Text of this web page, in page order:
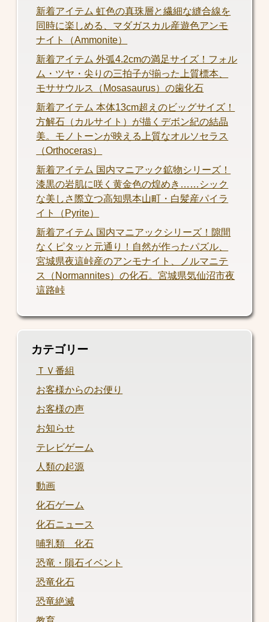
新着アイテム 虹色の真珠層と繊細な縫合線を
同時に楽しめる、マダガスカル産遊色アンモ
ナイト（Ammonite）
新着アイテム 外弧4.2cmの満足サイズ！フォル
ム・ツヤ・尖りの三拍子が揃った上質標本、
モササウルス（Mosasaurus）の歯化石
新着アイテム 本体13cm超えのビッグサイズ！
方解石（カルサイト）が描くデボン紀の結晶
美。モノトーンが映える上質なオルソセラス
（Orthoceras）
新着アイテム 国内マニアック鉱物シリーズ！
漆黒の岩肌に咲く黄金色の煌めき……シック
な美しさ際立つ高知県本山町・白髪産パイラ
イト（Pyrite）
新着アイテム 国内マニアックシリーズ！隙間
なくピタッと元通り！自然が作ったパズル、
宮城県夜這峠産のアンモナイト、ノルマニテ
ス（Normannites）の化石。宮城県気仙沼市夜
這路峠
カテゴリー
ＴＶ番組
お客様からのお便り
お客様の声
お知らせ
テレビゲーム
人類の起源
動画
化石ゲーム
化石ニュース
哺乳類 化石
恐竜・隕石イベント
恐竜化石
恐竜絶滅